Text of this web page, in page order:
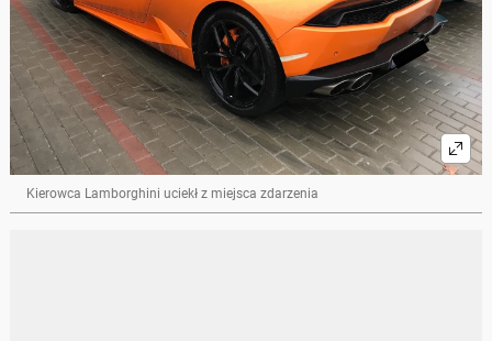
Kierowca Lamborghini uciekł z miejsca zdarzenia